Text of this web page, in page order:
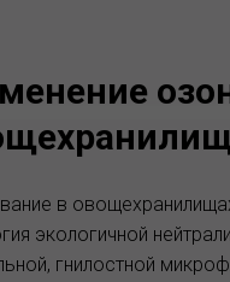
в
экологичной
гнилостной